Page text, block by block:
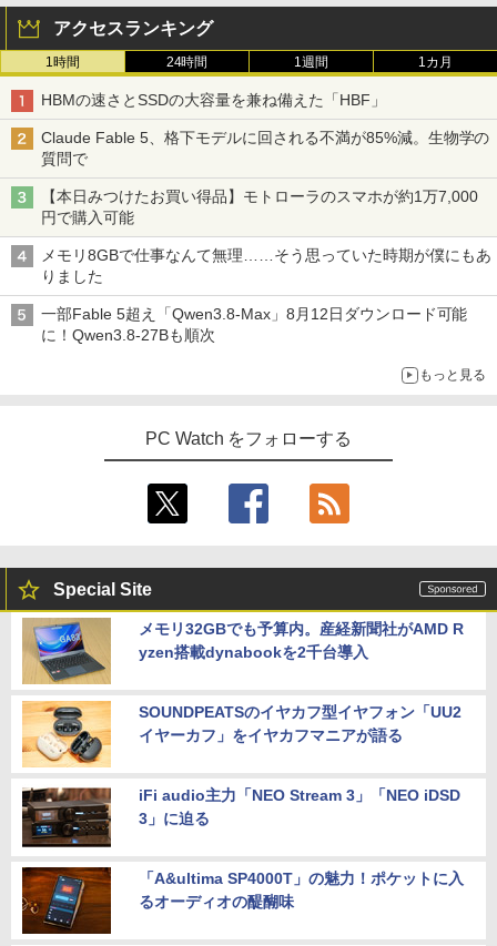
アクセスランキング
1時間 24時間 1週間 1カ月
HBMの速さとSSDの大容量を兼ね備えた「HBF」
Claude Fable 5、格下モデルに回される不満が85%減。生物学の
質問で
【本日みつけたお買い得品】モトローラのスマホが約1万7,000
円で購入可能
メモリ8GBで仕事なんて無理……そう思っていた時期が僕にもあ
りました
一部Fable 5超え「Qwen3.8-Max」8月12日ダウンロード可能
に！Qwen3.8-27Bも順次
もっと見る
PC Watch をフォローする
Special Site
メモリ32GBでも予算内。産経新聞社がAMD R
yzen搭載dynabookを2千台導入
SOUNDPEATSのイヤカフ型イヤフォン「UU2
イヤーカフ」をイヤカフマニアが語る
iFi audio主力「NEO Stream 3」「NEO iDSD
3」に迫る
「A&ultima SP4000T」の魅力！ポケットに入
るオーディオの醍醐味